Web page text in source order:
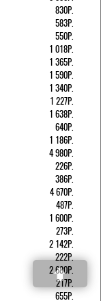
830Р.
583Р.
550Р.
1 018Р.
1 365Р.
1 590Р.
1 340Р.
1 227Р.
1 638Р.
640Р.
1 186Р.
4 980Р.
226Р.
386Р.
4 670Р.
487Р.
1 600Р.
273Р.
2 142Р.
222Р.
2 680Р.
217Р.
655Р.